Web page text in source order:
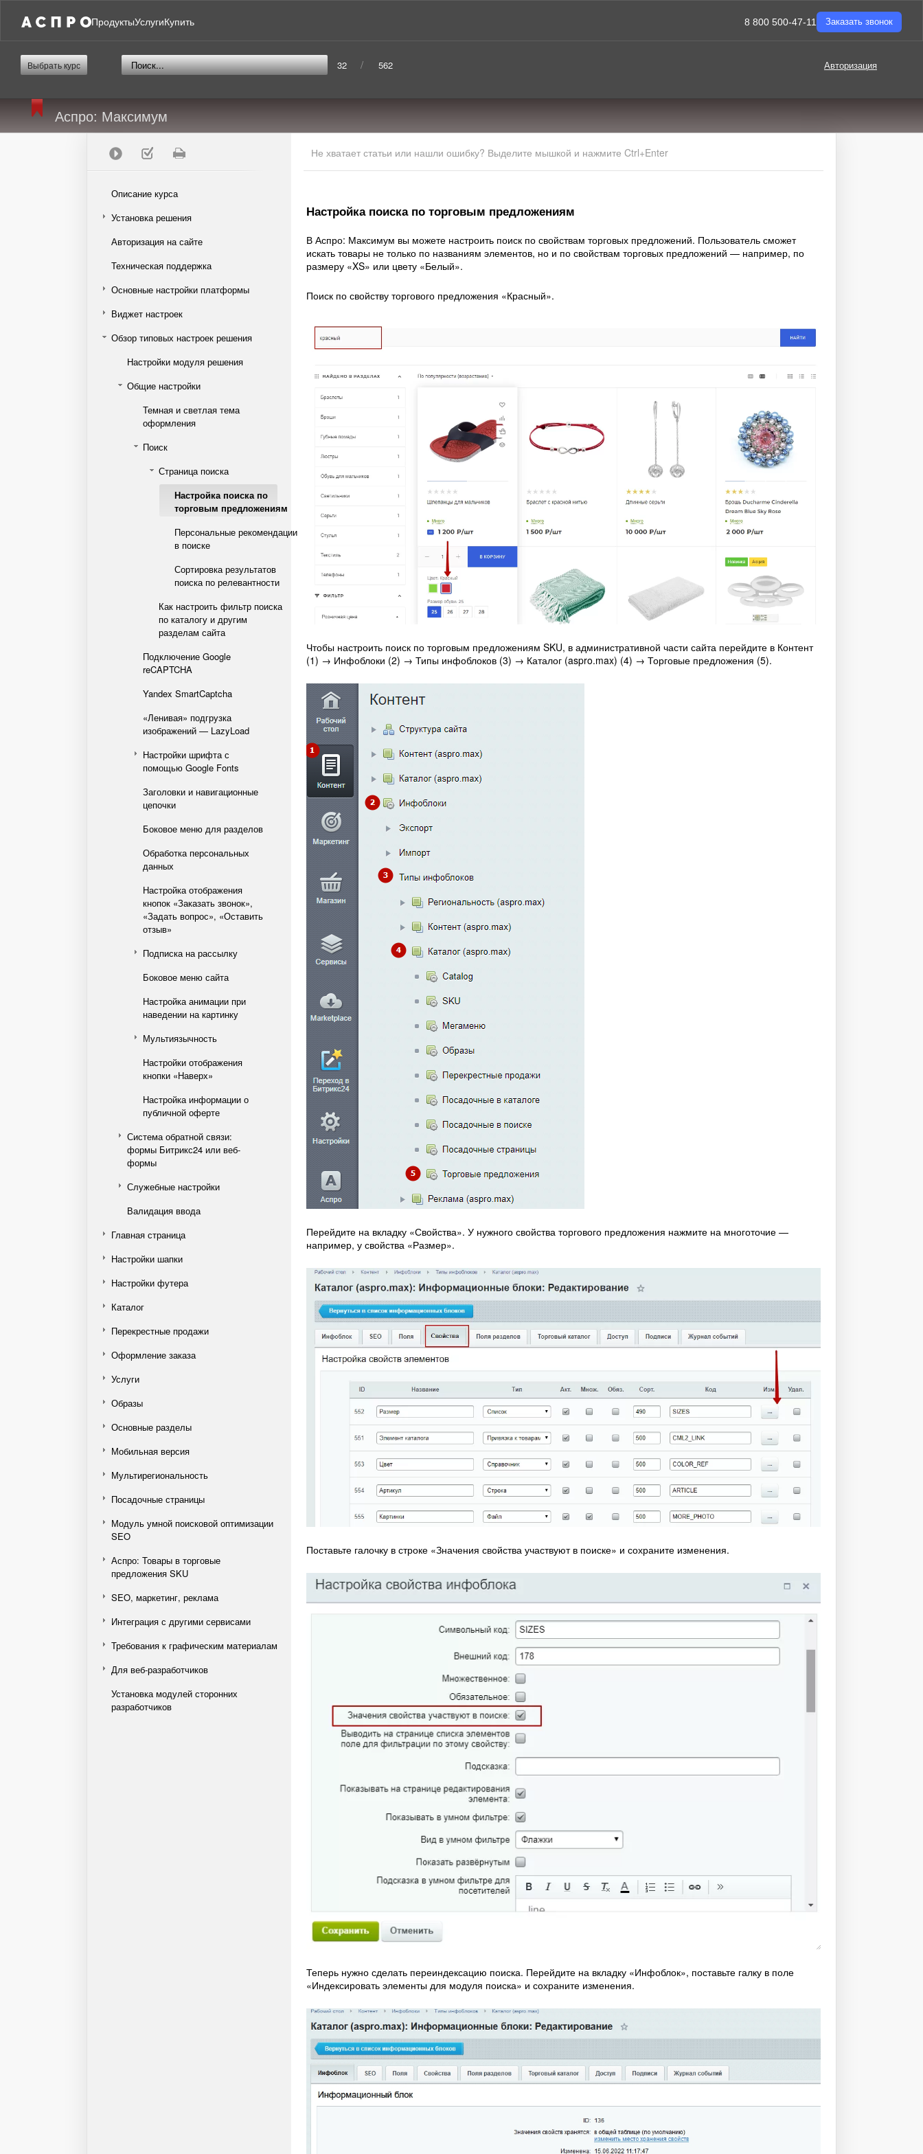
ПродуктыУслугиКупить 8 800 500-47-11 Заказать звонок
Авторизация
Выбрать курс 32 / 562
Аспро: Максимум
Описание курса
Установка решения
Авторизация на сайте
Техническая поддержка
Основные настройки платформы
Виджет настроек
Обзор типовых настроек решения
Настройки модуля решения
Общие настройки
Темная и светлая тема
оформления
Поиск
Страница поиска
Настройка поиска по
торговым предложениям
Персональные рекомендации
в поиске
Сортировка результатов
поиска по релевантности
Как настроить фильтр поиска
по каталогу и другим
разделам сайта
Подключение Google
reCAPTCHA
Yandex SmartCaptcha
«Ленивая» подгрузка
изображений — LazyLoad
Настройки шрифта с
помощью Google Fonts
Заголовки и навигационные
цепочки
Боковое меню для разделов
Обработка персональных
данных
Настройка отображения
кнопок «Заказать звонок»,
«Задать вопрос», «Оставить
отзыв»
Подписка на рассылку
Боковое меню сайта
Настройка анимации при
наведении на картинку
Мультиязычность
Настройки отображения
кнопки «Наверх»
Настройка информации о
публичной оферте
Система обратной связи:
формы Битрикс24 или веб-
формы
Служебные настройки
Валидация ввода
Главная страница
Настройки шапки
Настройки футера
Каталог
Перекрестные продажи
Оформление заказа
Услуги
Образы
Основные разделы
Мобильная версия
Мультирегиональность
Посадочные страницы
Модуль умной поисковой оптимизации
SEO
Аспро: Товары в торговые
предложения SKU
SEO, маркетинг, реклама
Интеграция с другими сервисами
Требования к графическим материалам
Для веб-разработчиков
Установка модулей сторонних
разработчиков
Не хватает статьи или нашли ошибку? Выделите мышкой и нажмите Ctrl+Enter
Настройка поиска по торговым предложениям
В Аспро: Максимум вы можете настроить поиск по свойствам торговых предложений. Пользователь сможет
искать товары не только по названиям элементов, но и по свойствам торговых предложений — например, по
размеру «XS» или цвету «Белый».
Поиск по свойству торгового предложения «Красный».
Чтобы настроить поиск по торговым предложениям SKU, в административной части сайта перейдите в Контент
(1) → Инфоблоки (2) → Типы инфоблоков (3) → Каталог (aspro.max) (4) → Торговые предложения (5).
Перейдите на вкладку «Свойства». У нужного свойства торгового предложения нажмите на многоточие —
например, у свойства «Размер».
Поставьте галочку в строке «Значения свойства участвуют в поиске» и сохраните изменения.
Теперь нужно сделать переиндексацию поиска. Перейдите на вкладку «Инфоблок», поставьте галку в поле
«Индексировать элементы для модуля поиска» и сохраните изменения.